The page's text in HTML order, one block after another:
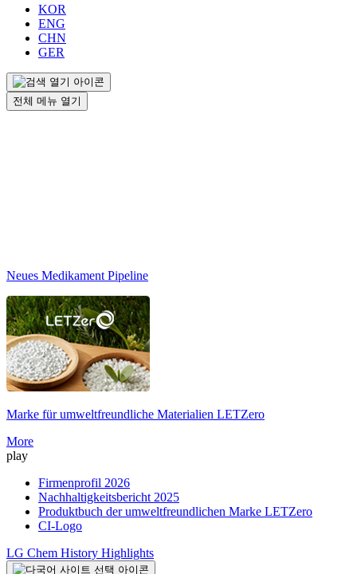
KOR
ENG
CHN
GER
전체 메뉴 열기
Neues Medikament Pipeline
Marke für umweltfreundliche Materialien LETZero
More
play
Firmenprofil 2026
Nachhaltigkeitsbericht 2025
Produktbuch der umweltfreundlichen Marke LETZero
CI-Logo
LG Chem History Highlights